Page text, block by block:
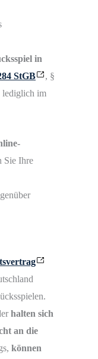
in
StGB
, §
lediglich im
Sie Ihre
halten sich
an die
können